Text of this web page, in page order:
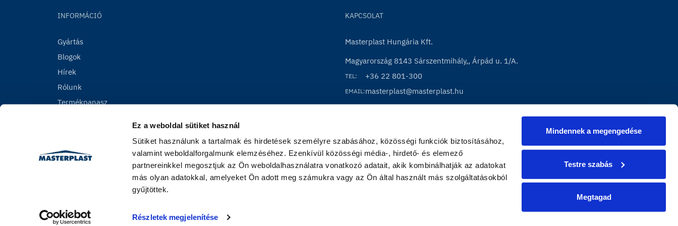
Ez a weboldal sütiket használ
Sütiket használunk a tartalmak és hirdetések személyre szabásához, közösségi funkciók biztosításához,
valamint weboldalforgalmunk elemzéséhez. Ezenkívül közösségi média-, hirdető- és elemező
partnereinkkel megosztjuk az Ön weboldalhasználatra vonatkozó adatait, akik kombinálhatják az adatokat
más olyan adatokkal, amelyeket Ön adott meg számukra vagy az Ön által használt más szolgáltatásokból
gyűjtöttek.
Részletek megjelenítése
Mindennek a megengedése
Testre szabás
Megtagad
INFORMÁCIÓ
Gyártás
Blogok
Hírek
Rólunk
Termékpanasz
KAPCSOLAT
Masterplast Hungária Kft.
Magyarország 8143 Sárszentmihály,, Árpád u. 1/A.
TEL: +36 22 801-300
EMAIL:masterplast@masterplast.hu